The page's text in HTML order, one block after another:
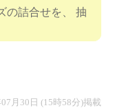
の詰合せを、 抽
月30日 (15時58分)掲載